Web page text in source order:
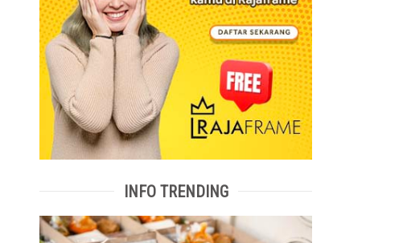
INFO TRENDING